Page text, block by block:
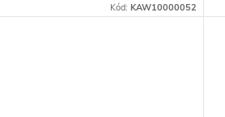
Kód: KAW10000052